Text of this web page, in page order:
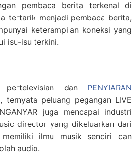
pembaca berita terkenal di
tertarik menjadi pembaca berita,
keterampilan koneksi yang
isu-isu terkini.
dan PENYIARAN
, ternyata peluang pegangan LIVE
juga mencapai industri
director yang dikeluarkan dari
ilmu musik sendiri dan
audio.